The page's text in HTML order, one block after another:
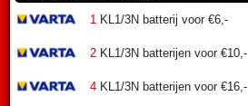
1 KL1/3N batterij voor €6,-
2 KL1/3N batterijen voor €10,-
4 KL1/3N batterijen voor €16,-